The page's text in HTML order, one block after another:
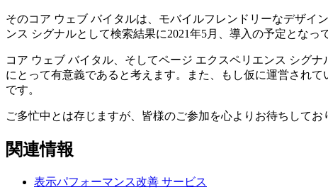
そのコア ウェブ バイタルは、モバイルフレンドリーなデザイ
ンス シグナルとして検索結果に2021年5月、導入の予定とな
コア ウェブ バイタル、そしてページ エクスペリエンス シグ
にとって有意義であると考えます。また、もし仮に運営され
です。
ご多忙中とは存じますが、皆様のご参加を心よりお待ちしてお
関連情報
表示パフォーマンス改善 サービス